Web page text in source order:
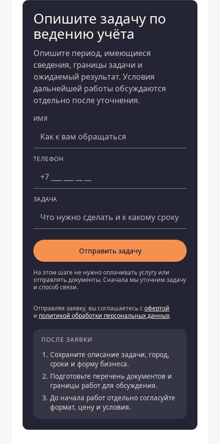
Опишите задачу по
ведению учёта
Опишите период, имеющиеся
сведения, границы задачи и
ожидаемый результат. Условия
дальнейшей работы обсуждаются
отдельно после уточнения.
ИМЯ
ТЕЛЕФОН
ЗАДАЧА
Компания
Отправить задачу
На этом шаге не нужно оплачивать услугу или
отправлять документы. Сначала мы уточним задачу
и способ связи.
Отправляя заявку, вы соглашаетесь софертой
и политикой обработки персональных данных.
ПОСЛЕ ЗАЯВКИ
Сохраните описание задачи, город,
сроки и форму бизнеса.
Подготовьте перечень документов и
границы работ для обсуждения.
До начала работ отдельно согласуйте
формат, цену и условия.